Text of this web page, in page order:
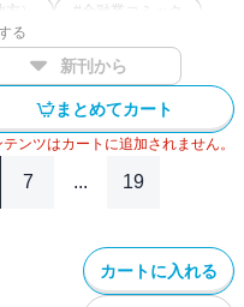
） # 金融業コミック
マ化 #大阪が舞台の漫画
る
新刊から
まとめてカート
ンツはカートに追加されません。
7 ... 19
カートに入れる